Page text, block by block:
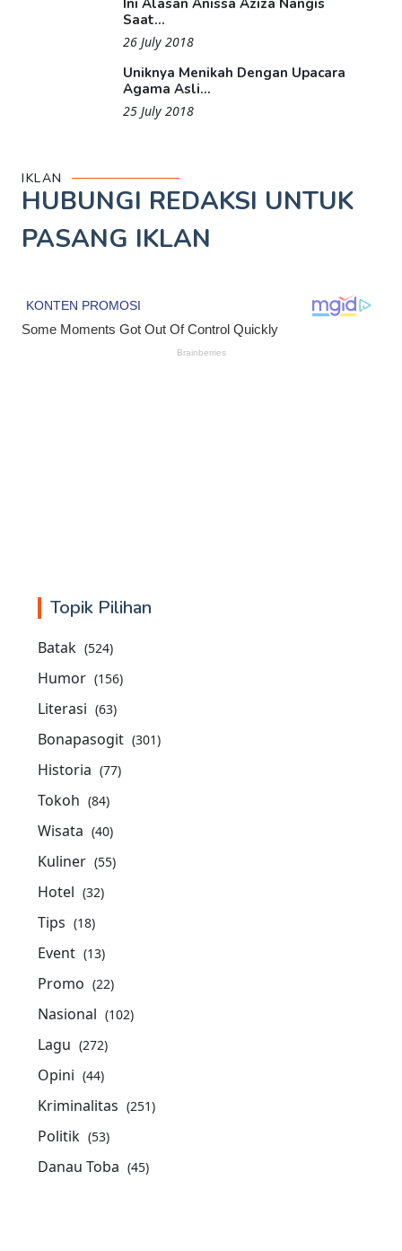
Ini Alasan Anissa Aziza Nangis
Saat...
26 July 2018
Uniknya Menikah Dengan Upacara
Agama Asli...
25 July 2018
IKLAN
HUBUNGI REDAKSI UNTUK
PASANG IKLAN
Topik Pilihan
Batak (524)
Humor (156)
Literasi (63)
Bonapasogit (301)
Historia (77)
Tokoh (84)
Wisata (40)
Kuliner (55)
Hotel (32)
Tips (18)
Event (13)
Promo (22)
Nasional (102)
Lagu (272)
Opini (44)
Kriminalitas (251)
Politik (53)
Danau Toba (45)